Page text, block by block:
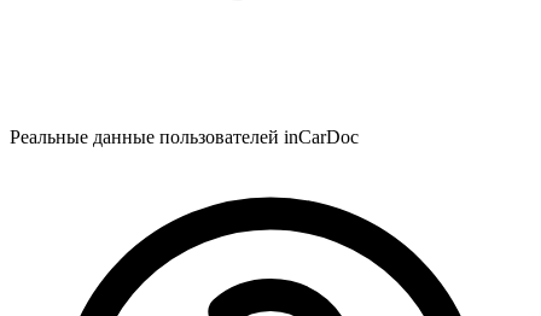
Реальные данные пользователей inCarDoc